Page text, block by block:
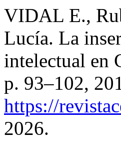
VIDAL E.,
Lucía. La
intelectual en
p. 93–102,
https://
2026.